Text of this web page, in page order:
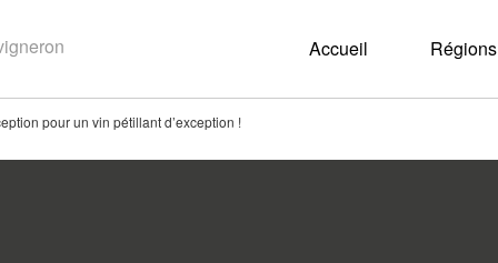
Accueil
pour un vin pétillant d’exception !